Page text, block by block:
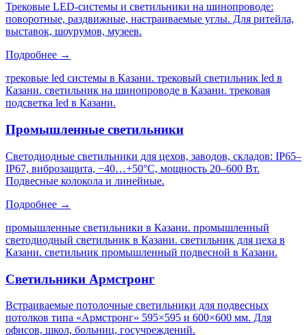
Трековые LED-системы и светильники на шинопроводе:
поворотные, раздвижные, настраиваемые углы. Для ритейла,
выставок, шоурумов, музеев.
Подробнее →
трековые led системы в Казани. трековый светильник led в
Казани. светильник на шинопроводе в Казани. трековая
подсветка led в Казани.
Промышленные светильники
Светодиодные светильники для цехов, заводов, складов: IP65–
IP67, виброзащита, −40…+50°C, мощность 20–600 Вт.
Подвесные колокола и линейные.
Подробнее →
промышленные светильники в Казани. промышленный
светодиодный светильник в Казани. светильник для цеха в
Казани. светильник промышленный подвесной в Казани.
Светильники Армстронг
Встраиваемые потолочные светильники для подвесных
потолков типа «Армстронг» 595×595 и 600×600 мм. Для
офисов, школ, больниц, госучреждений.